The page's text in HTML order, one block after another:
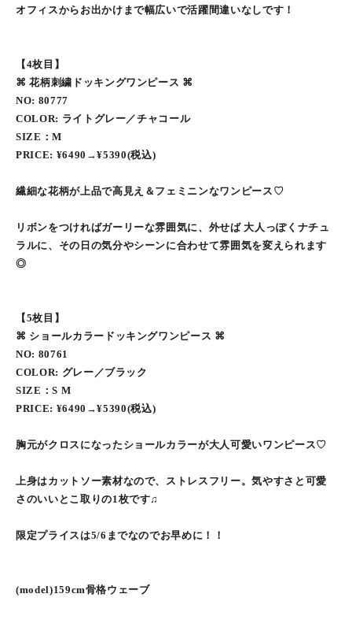
オフィスからお出かけまで幅広いで活躍間違いなしです！
【4枚目】
⌘ 花柄刺繍ドッキングワンピース ⌘
NO: 80777
COLOR: ライトグレー／チャコール
SIZE：M
PRICE: ¥6490→¥5390(税込)
繊細な花柄が上品で高見え＆フェミニンなワンピース♡
リボンをつければガーリーな雰囲気に、外せば 大人っぽくナチュ
ラルに、その日の気分やシーンに合わせて雰囲気を変えられます
◎
【5枚目】
⌘ ショールカラードッキングワンピース ⌘
NO: 80761
COLOR: グレー／ブラック
SIZE：S M
PRICE: ¥6490→¥5390(税込)
胸元がクロスになったショールカラーが大人可愛いワンピース♡
上身はカットソー素材なので、ストレスフリー。気やすさと可愛
さのいいとこ取りの1枚です♫
限定プライスは5/6までなのでお早めに！！
(model)159cm骨格ウェーブ